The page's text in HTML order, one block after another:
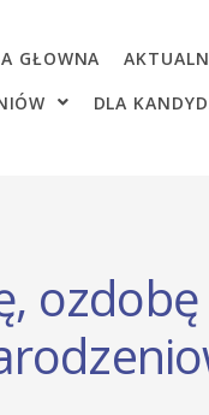
GŁOWNA
DLA